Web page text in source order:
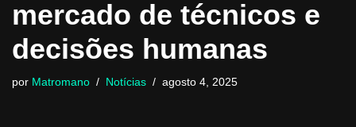
mercado de técnicos e
decisões humanas
por Matromano Notícias agosto 4, 2025